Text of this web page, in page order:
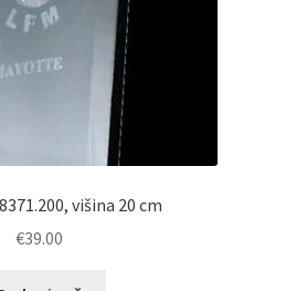
višina 20 cm
€39.00